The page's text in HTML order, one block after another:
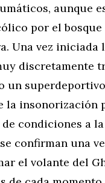
aunque
por el
Una vez iniciada
discretamente
insonorización
condiciones a
confirman una
el volante del